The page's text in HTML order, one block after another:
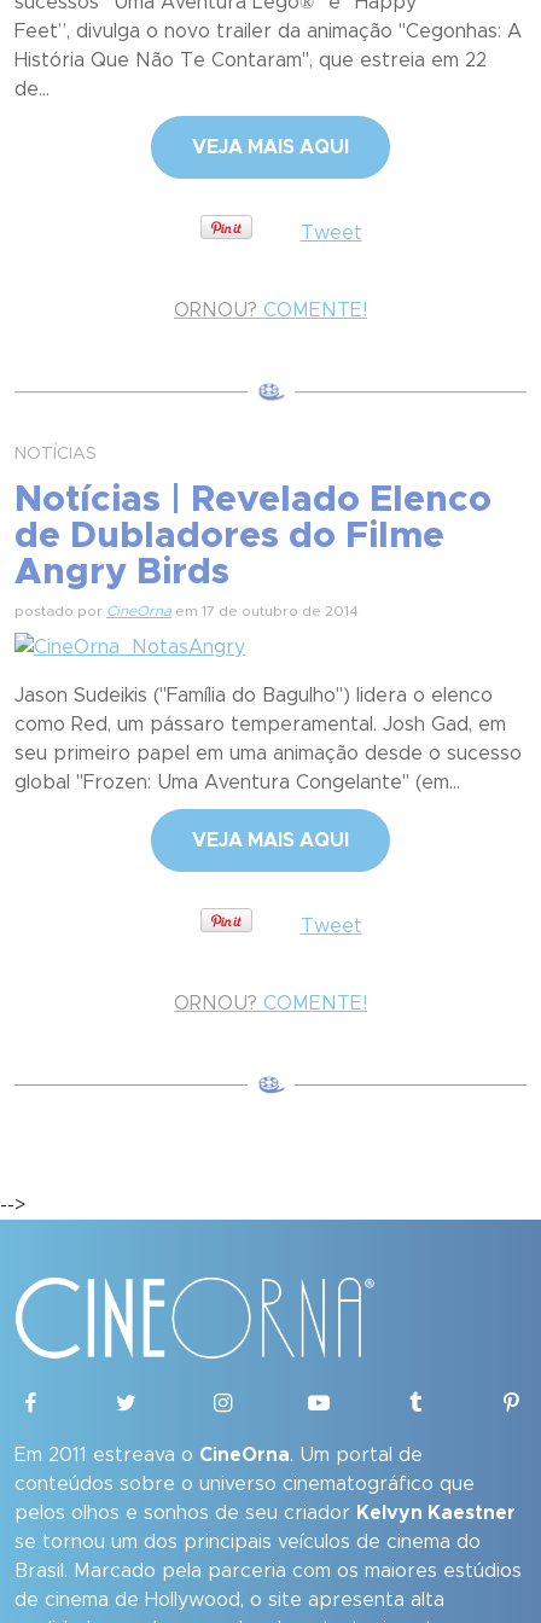
Feet”, divulga o novo trailer da animação "Cegonhas: A
História Que Não Te Contaram", que estreia em 22
de...
VEJA MAIS AQUI
Tweet
ORNOU? COMENTE!
NOTÍCIAS
Notícias | Revelado Elenco
de Dubladores do Filme
Angry Birds
postado por CineOrna em 17 de outubro de 2014
Jason Sudeikis ("Família do Bagulho") lidera o elenco
como Red, um pássaro temperamental. Josh Gad, em
seu primeiro papel em uma animação desde o sucesso
global "Frozen: Uma Aventura Congelante" (em...
VEJA MAIS AQUI
Tweet
ORNOU? COMENTE!
-->
Em 2011 estreava o CineOrna. Um portal de
conteúdos sobre o universo cinematográfico que
pelos olhos e sonhos de seu criador Kelvyn Kaestner
se tornou um dos principais veículos de cinema do
Brasil. Marcado pela parceria com os maiores estúdios
de cinema de Hollywood, o site apresenta alta